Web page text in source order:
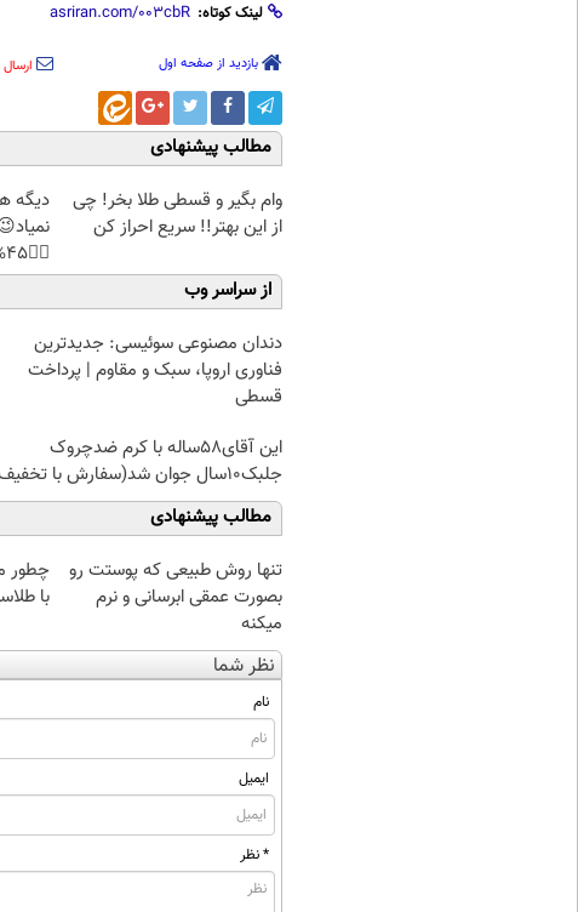
لینک کوتاه:
بازدید از صفحه اول
مطالب پیشنهادی
وام بگیر و قسطی طلا بخر! چی
از این بهتر!! سریع احراز کن
دیگه
👈🏻45%تخفیف
از سراسر وب
دندان مصنوعی سوئیسی: جدیدترین
فناوری اروپا، سبک و مقاوم | پرداخت
قسطی
این آقای58ساله با کرم ضدچروک
جلبک10سال جوان شد(سفارش با تخفیف)
مطالب پیشنهادی
تنها روش طبیعی که پوستت رو
بصورت عمقی ابرسانی و نرم
میکنه
چطور
با
نظر شما
نام
ایمیل
* نظر